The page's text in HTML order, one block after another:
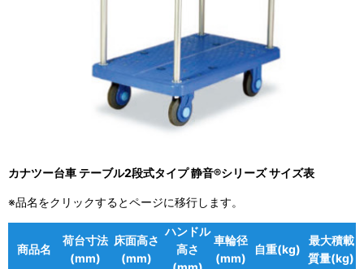
カナツー台車 テーブル2段式タイプ 静音®シリーズ サイズ表
※品名をクリックするとページに移行します。
商品名
荷台寸法
(mm)
床面高さ
(mm)
ハンドル
高さ
車輪径
(mm)
自重(kg)
最大積載
質量(kg)